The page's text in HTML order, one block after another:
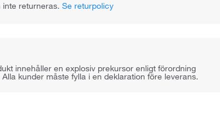
inte returneras. Se returpolicy
innehåller en explosiv prekursor enligt förordning
kunder måste fylla i en deklaration före leverans.